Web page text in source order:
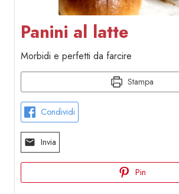
Panini al latte
Morbidi e perfetti da farcire
Stampa
Condividi
Invia
Pin